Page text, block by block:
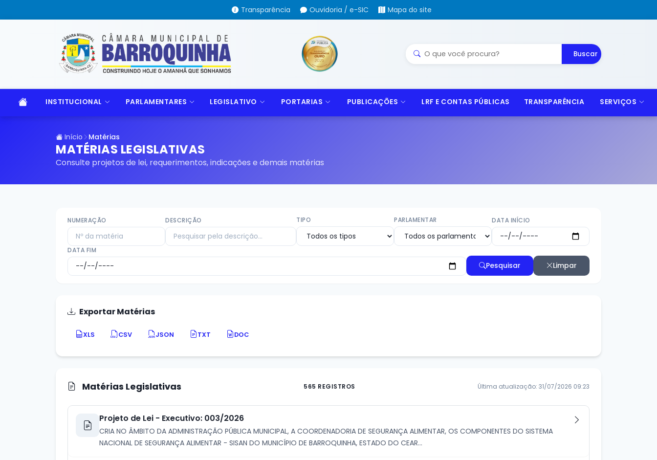
Transparência Ouvidoria / e-SIC Mapa do site
Buscar
INSTITUCIONAL PARLAMENTARES LEGISLATIVO PORTARIAS PUBLICAÇÕES LRF E CONTAS PÚBLICAS TRANSPARÊNCIA SERVIÇOS
Início Matérias
MATÉRIAS LEGISLATIVAS
Consulte projetos de lei, requerimentos, indicações e demais matérias
NUMERAÇÃO DESCRIÇÃO TIPO PARLAMENTAR DATA INÍCIO
DATA FIM
Pesquisar Limpar
Exportar Matérias
XLS CSV JSON TXT DOC
Matérias Legislativas 565 REGISTROS Última atualização: 31/07/2026 09:23
Projeto de Lei - Executivo: 003/2026
CRIA NO ÂMBITO DA ADMINISTRAÇÃO PÚBLICA MUNICIPAL, A COORDENADORIA DE SEGURANÇA ALIMENTAR, OS COMPONENTES DO SISTEMA
NACIONAL DE SEGURANÇA ALIMENTAR - SISAN DO MUNICÍPIO DE BARROQUINHA, ESTADO DO CEAR...